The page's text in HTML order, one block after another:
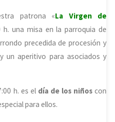
patrona «La Virgen de
h. una misa en la parroquia de
precedida de procesión y
un aperitivo para asociados y
h. es el día de los niñoscon
para ellos.